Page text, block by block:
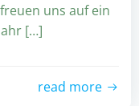
uns auf ein
[…]
read more